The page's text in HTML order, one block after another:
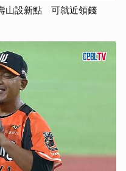
山設新點 可就近領錢